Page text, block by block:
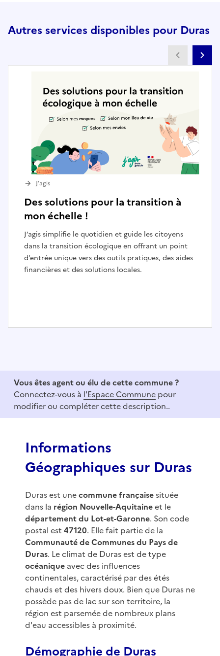
Autres services disponibles pour Duras
Des solutions pour la transition à
mon échelle !
J’agis simplifie le quotidien et guide les citoyens
dans la transition écologique en offrant un point
d’entrée unique vers des outils pratiques, des aides
financières et des solutions locales.
J’agis
3
Vous êtes agent ou élu de cette commune ?
Connectez-vous à l'Espace Commune pour
modifier ou compléter cette description..
Informations
Géographiques sur Duras
Duras est unecommune françaisesituée
dans la région Nouvelle-Aquitaineet le
département du Lot-et-Garonne. Son code
postal est 47120. Elle fait partie de la
Communauté de Communes du Pays de
Duras. Le climat de Duras est de type
océaniqueavec des influences
continentales, caractérisé par des étés
chauds et des hivers doux. Bien que Duras ne
possède pas de lac sur son territoire, la
région est parsemée de nombreux plans
d'eau accessibles à proximité.
Démographie de Duras